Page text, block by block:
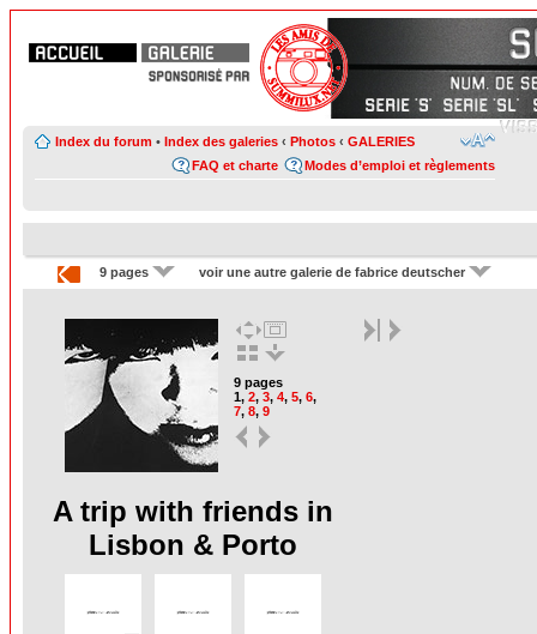
Index du forum • Index des galeries ‹ Photos ‹ GALERIES
Modes d’emploi et règlements
FAQ et charte
9 pages voir une autre galerie de fabrice deutscher
9 pages
1, 2, 3, 4, 5, 6,
7, 8, 9
A trip with friends in
Lisbon & Porto